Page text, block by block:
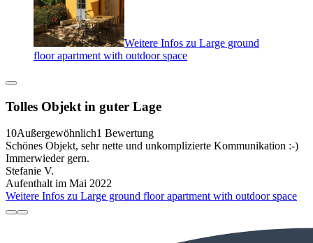
Weitere Infos zu Large ground
floor apartment with outdoor space
Tolles Objekt in guter Lage
10Außergewöhnlich1 Bewertung
Schönes Objekt, sehr nette und unkomplizierte Kommunikation :-)
Immerwieder gern.
Stefanie V.
Aufenthalt im Mai 2022
Weitere Infos zu Large ground floor apartment with outdoor space